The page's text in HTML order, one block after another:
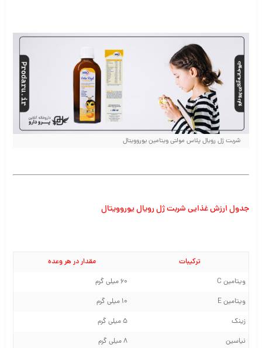
شربت ژل رویال پلاس مولتی ویتامین یوروویتال
جدول ارزش غذایی شربت ژل رویال یوروویتال
ترکیبات
مقدار در هر وعده
ویتامین C
60 میلی گرم
ویتامین E
10 میلی گرم
زینک
5 میلی گرم
نیاسین
8 میلی گرم